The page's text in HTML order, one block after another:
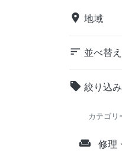
place 地域
sort 並べ替え
local_offer 絞り込み
カテゴリ
weekend 修理